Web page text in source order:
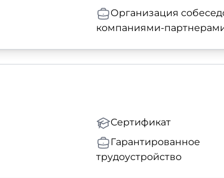
Организация
компаниями-
Сертификат
Гарантированное
трудоустройство